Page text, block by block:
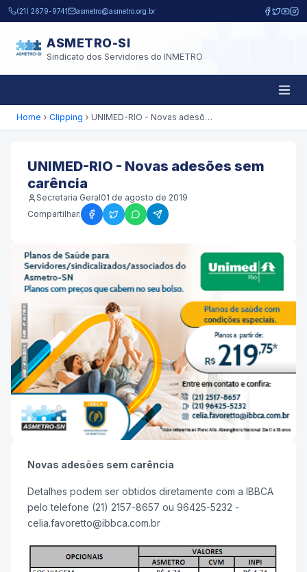
Pular para o conteúdo principal
(21) 2679-9741 asmetro@asmetro.org.br
ASMETRO-SI
Sindicato dos Servidores do INMETRO
Home Clipping UNIMED-RIO - Novas adesões sem carência
UNIMED-RIO - Novas adesões sem
carência
Secretaria Geral01 de agosto de 2019
Compartilhar:
Novas adesões sem carência
Detalhes podem ser obtidos diretamente com a IBBCA
pelo telefone (21) 2157-8657 ou 96425-5232 -
celia.favoretto@ibbca.com.br